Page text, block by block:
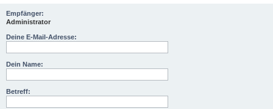
Empfänger:
Administrator
Deine E-Mail-Adresse:
Dein Name:
Betreff: